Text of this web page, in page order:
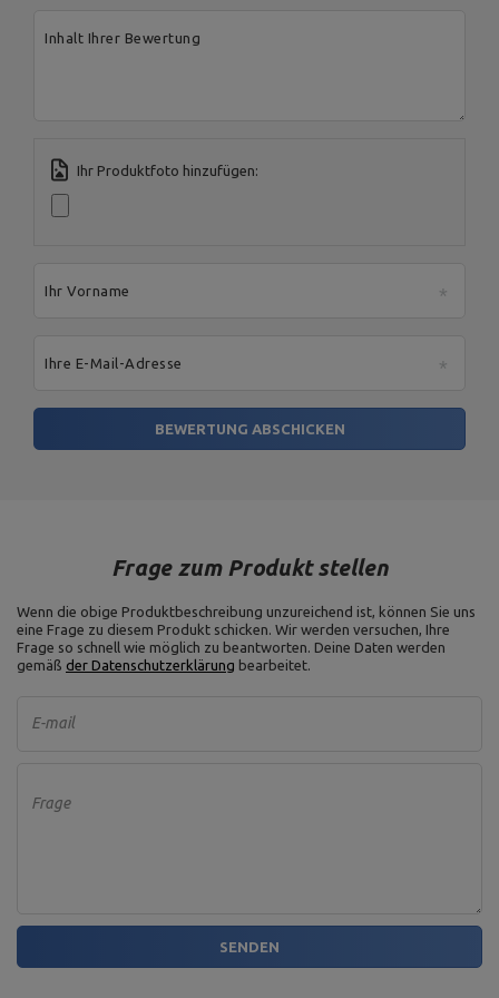
Inhalt Ihrer Bewertung
Ihr Produktfoto hinzufügen:
Ihr Vorname
Ihre E-Mail-Adresse
BEWERTUNG ABSCHICKEN
Frage zum Produkt stellen
Wenn die obige Produktbeschreibung unzureichend ist, können Sie uns
eine Frage zu diesem Produkt schicken. Wir werden versuchen, Ihre
Frage so schnell wie möglich zu beantworten. Deine Daten werden
gemäß der Datenschutzerklärung bearbeitet.
E-mail
Frage
SENDEN